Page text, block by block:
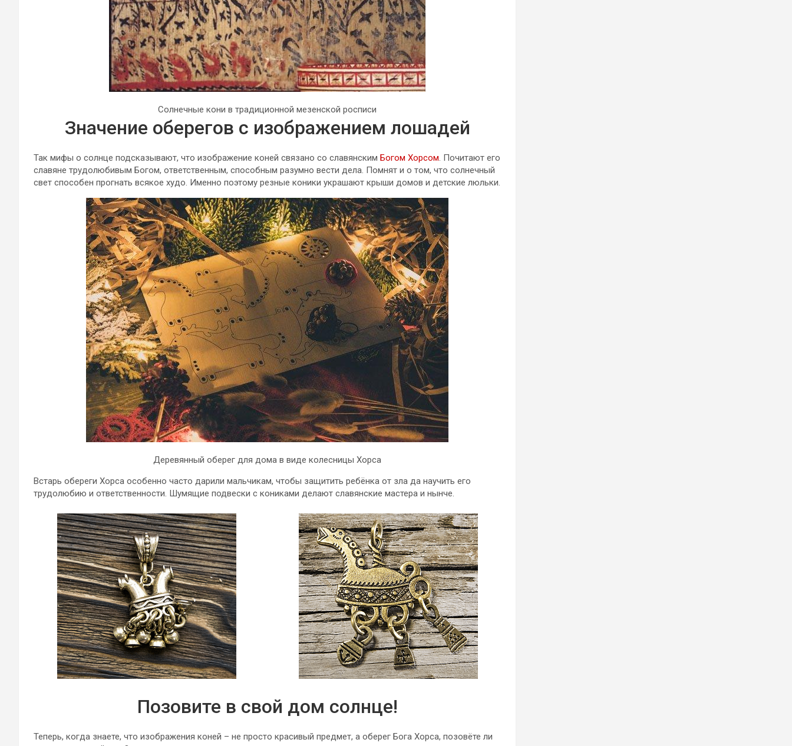
Солнечные кони в традиционной мезенской росписи
Значение оберегов с изображением лошадей
Так мифы о солнце подсказывают, что изображение коней связано со славянским Богом Хорсом. Почитают его
славяне трудолюбивым Богом, ответственным, способным разумно вести дела. Помнят и о том, что солнечный
свет способен прогнать всякое худо. Именно поэтому резные коники украшают крыши домов и детские люльки.
Деревянный оберег для дома в виде колесницы Хорса
Встарь обереги Хорса особенно часто дарили мальчикам, чтобы защитить ребёнка от зла да научить его
трудолюбию и ответственности. Шумящие подвески с кониками делают славянские мастера и нынче.
Позовите в свой дом солнце!
Теперь, когда знаете, что изображения коней – не просто красивый предмет, а оберег Бога Хорса, позовёте ли